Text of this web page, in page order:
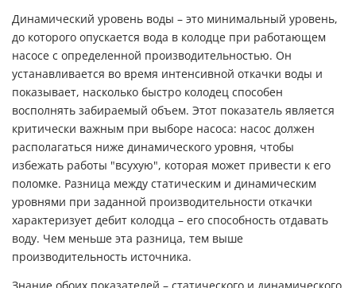
Динамический уровень воды – это минимальный уровень,
до которого опускается вода в колодце при работающем
насосе с определенной производительностью. Он
устанавливается во время интенсивной откачки воды и
показывает, насколько быстро колодец способен
восполнять забираемый объем. Этот показатель является
критически важным при выборе насоса: насос должен
располагаться ниже динамического уровня, чтобы
избежать работы "всухую", которая может привести к его
поломке. Разница между статическим и динамическим
уровнями при заданной производительности откачки
характеризует дебит колодца – его способность отдавать
воду. Чем меньше эта разница, тем выше
производительность источника.